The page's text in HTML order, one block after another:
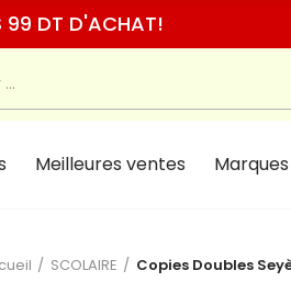
99 DT D'ACHAT!
Meilleures ventes Marques
SCOLAIRE Copies Doubles